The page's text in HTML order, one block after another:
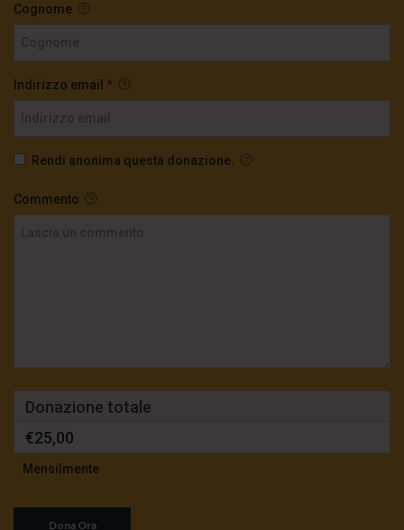
Cognome
Indirizzo email *
Rendi anonima questa donazione.
Commento
Donazione totale
€25,00
Mensilmente